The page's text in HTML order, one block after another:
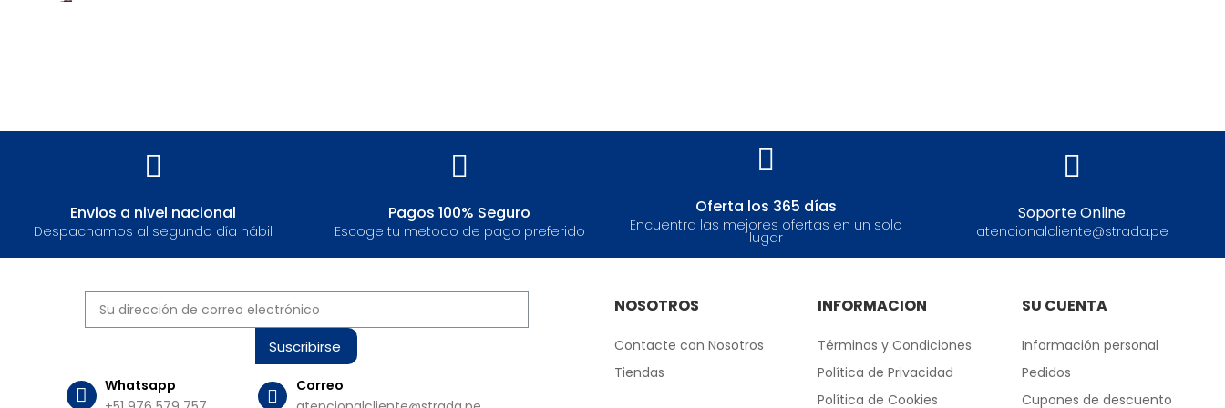
Envios a nivel nacional​
Despachamos al segundo día hábil
Pagos 100% Seguro
Escoge tu metodo de pago preferido
Oferta los 365 días
Encuentra las mejores ofertas en un solo
lugar
Soporte Online
atencionalcliente@strada.pe
Suscribirse
Whatsapp
Correo
NOSOTROS
Contacte con Nosotros
Tiendas
INFORMACION
Términos y Condiciones
Política de Privacidad
Política de Cookies
SU CUENTA
Información personal
Pedidos
Cupones de descuento